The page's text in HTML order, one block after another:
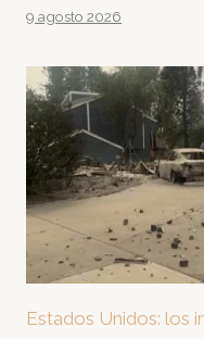
9 agosto 2026
Estados Unidos: los